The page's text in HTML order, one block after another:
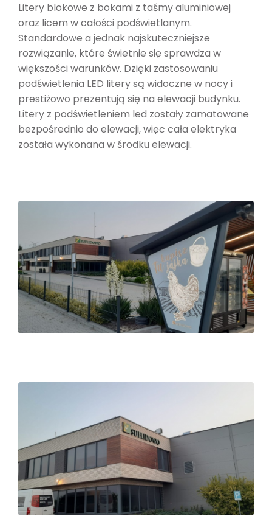
Litery blokowe z bokami z taśmy aluminiowej
oraz licem w całości podświetlanym.
Standardowe a jednak najskuteczniejsze
rozwiązanie, które świetnie się sprawdza w
większości warunków. Dzięki zastosowaniu
podświetlenia LED litery są widoczne w nocy i
prestiżowo prezentują się na elewacji budynku.
Litery z podświetleniem led zostały zamatowane
bezpośrednio do elewacji, więc cała elektryka
została wykonana w środku elewacji.